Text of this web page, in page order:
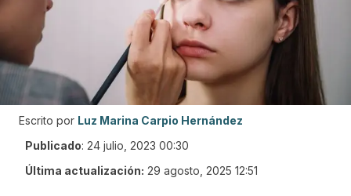
Escrito por Luz Marina Carpio Hernández
Publicado: 24 julio, 2023 00:30
Última actualización: 29 agosto, 2025 12:51